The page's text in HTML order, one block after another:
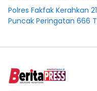
Polres Fakfak Kerahkan
Puncak Peringatan 666